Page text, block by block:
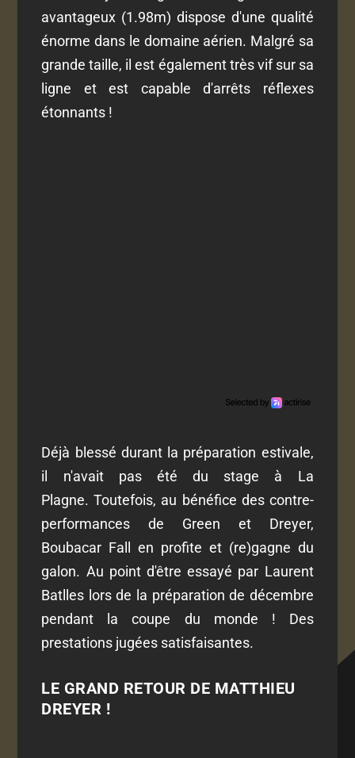
avantageux (1.98m) dispose d'une qualité
énorme dans le domaine aérien. Malgré sa
grande taille, il est également très vif sur sa
ligne et est capable d'arrêts réflexes
étonnants !
Déjà blessé durant la préparation estivale,
il n'avait pas été du stage à La
Plagne. Toutefois, au bénéfice des contre-
performances de Green et Dreyer,
Boubacar Fall en profite et (re)gagne du
galon. Au point d'être essayé par Laurent
Batlles lors de la préparation de décembre
pendant la coupe du monde ! Des
prestations jugées satisfaisantes.
LE GRAND RETOUR DE MATTHIEU
DREYER !